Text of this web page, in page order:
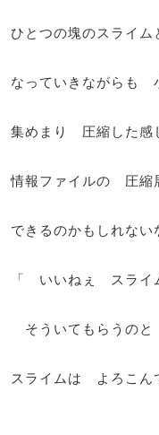
ひとつの塊のスライム
なっていきながらも
集めまり 圧縮した感
情報ファイルの 圧縮
できるのかもしれない
「 いいねぇ スライ
そういてもらうの
スライムは よろこん